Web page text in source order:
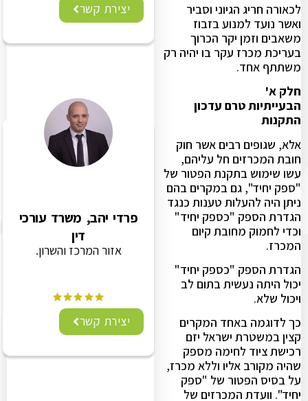
לכאורה חריג הגיוני וסביר
ואשר נועד למנוע בזבוז
משאבים וזמן יקר הכרוך
בעריכת מכרז עקר בו יהיה רק
משתתף אחד.
חלק א'
הבעייתיות טרם עדכון
התקנות
אלא, שגופים רבים אשר חוק
חובת המכרזים חל עליהם,
עשו שימוש בתקנת הפטור של
"ספק יחיד", גם במקרים בהם
ניתן היה להעלות טענות כנגד
הגדרת הספק "כספק יחיד"
וכדי לחמוק מחובת קיום
המכרז.
הגדרת הספק "כספק יחיד"
יכול היתה נעשית בתום לב
ויכול שלא.
כך לדוגמה באחד המקרים
קצין במשטרת ישראל יזם
רכישת ציוד לחימה מספק
שהיה מקורב אליו וללא מכרז,
על בסיס הפטור של "ספק
יחיד". וועדת המכרזים של
יצירת קשר
פרדי יהב, משרד עורכי
דין
אזור המרכז והשרון.
יצירת קשר